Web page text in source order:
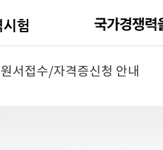
원서접수/자격증신청 안내